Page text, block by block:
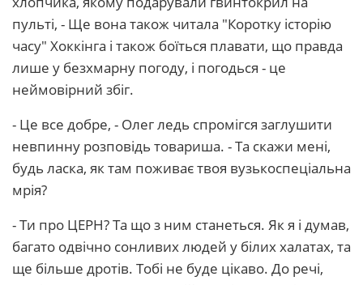
пульті, - Ще вона також читала "Коротку історію
часу" Хоккінга і також боїться плавати, що правда
лише у безхмарну погоду, і погодься - це
неймовірний збіг.
- Це все добре, - Олег ледь спромігся заглушити
невпинну розповідь товариша. - Та скажи мені,
будь ласка, як там поживає твоя вузькоспеціальна
мрія?
- Ти про ЦЕРН? Та що з ним станеться. Як я і думав,
багато одвічно сонливих людей у білих халатах, та
ще більше дротів. Тобі не буде цікаво. До речі,